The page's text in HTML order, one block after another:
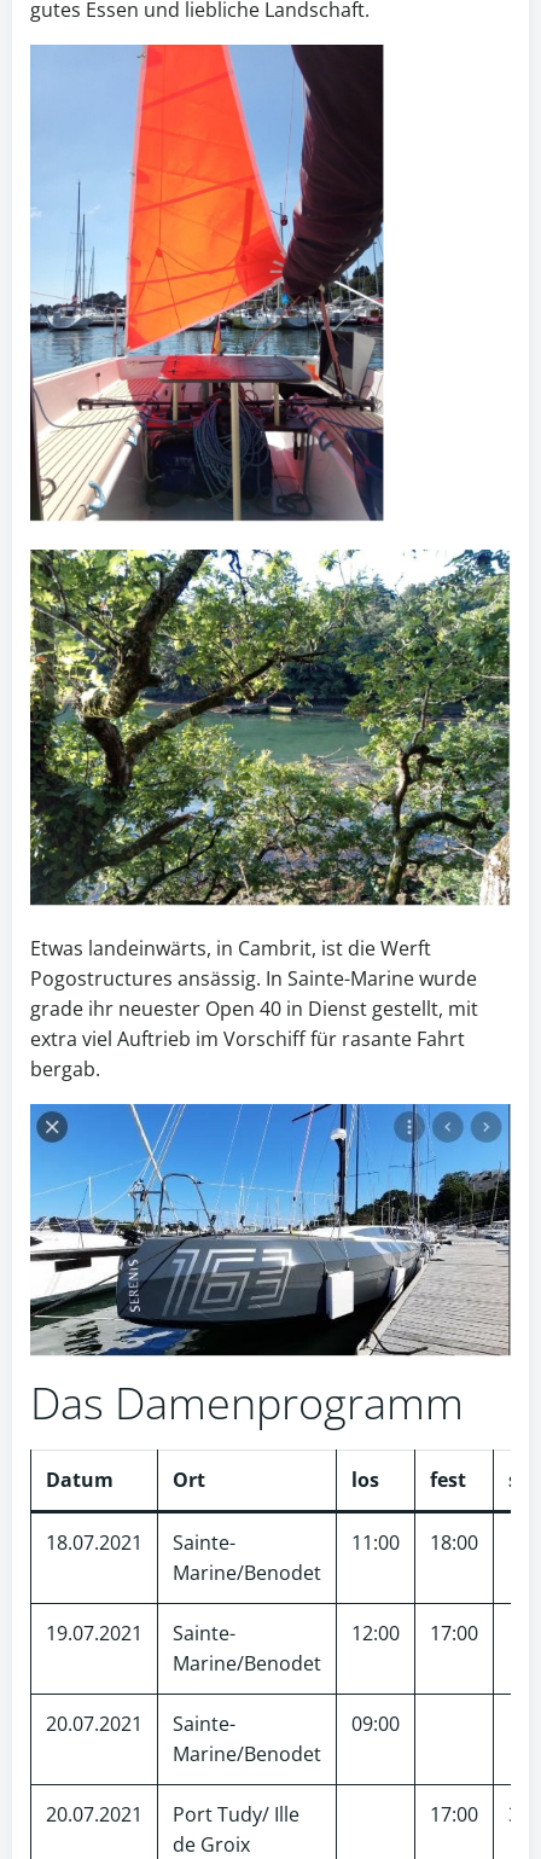
gutes Essen und liebliche Landschaft.
Etwas landeinwärts, in Cambrit, ist die Werft
Pogostructures ansässig. In Sainte-Marine wurde
grade ihr neuester Open 40 in Dienst gestellt, mit
extra viel Auftrieb im Vorschiff für rasante Fahrt
bergab.
Das Damenprogramm
Datum Ort los fest sm
18.07.2021
Sainte-
Marine/Benodet
11:00 18:00
19.07.2021
Sainte-
Marine/Benodet
12:00 17:00
20.07.2021
Sainte-
Marine/Benodet
09:00
20.07.2021
Port Tudy/ Ille
de Groix
17:00 32